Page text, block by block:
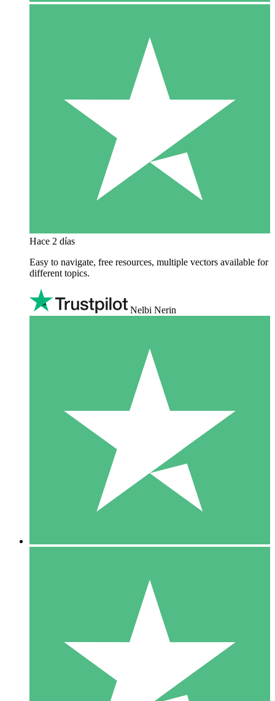
Hace 2 días
Easy to navigate, free resources, multiple vectors available for
different topics.
Nelbi Nerin